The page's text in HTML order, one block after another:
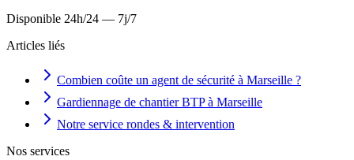
Disponible 24h/24 — 7j/7
Articles liés
Combien coûte un agent de sécurité à Marseille ?
Gardiennage de chantier BTP à Marseille
Notre service rondes & intervention
Nos services